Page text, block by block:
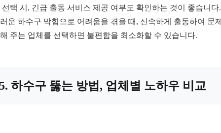
선택 시, 긴급 출동 서비스 제공 여부도 확인하는 것이 좋습니다
운 하수구 막힘으로 어려움을 겪을 때, 신속하게 출동하여 문
주는 업체를 선택하면 불편함을 최소화할 수 있습니다.
하수구 뚫는 방법, 업체별 노하우 비교